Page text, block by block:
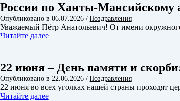
России по Ханты-Мансийскому
Опубликовано в 06.07.2026/ Поздравления
Уважаемый Пётр Анатольевич! От имени
Читайте далее
22 июня – День памяти и
Опубликовано в 22.06.2026/ Поздравления
22 июня во всех уголках нашей страны проходят
Читайте далее